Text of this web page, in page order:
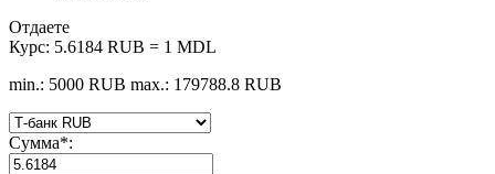
Отдаете
Курс: 5.6184 RUB = 1 MDL
min.: 5000 RUB max.: 179788.8 RUB
Сумма*: